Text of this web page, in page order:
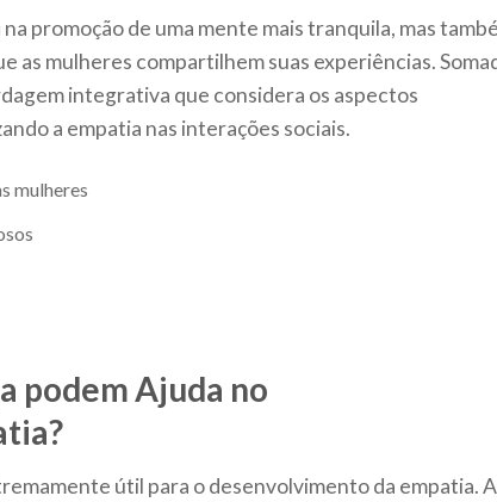
promoção de uma mente mais tranquila, mas
as mulheres compartilhem suas experiências.
integrativa que considera os aspectos
a empatia nas interações sociais.
mulheres
podem Ajuda no
útil para o desenvolvimento da empatia. A